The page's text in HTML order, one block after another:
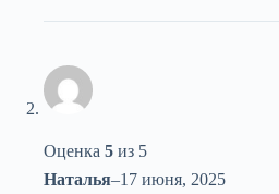
Оценка 5 из 5
Наталья–17 июня, 2025